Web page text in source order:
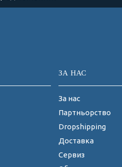
ЗА НАС
За нас
Партньорство
Dropshipping
Доставка
Сервиз